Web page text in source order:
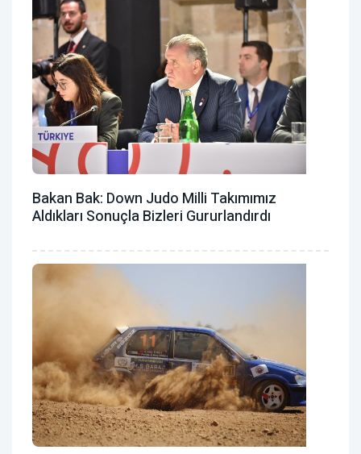
Bakan Bak: Down Judo Milli Takımımız
Aldıkları Sonuçla Bizleri Gururlandırdı